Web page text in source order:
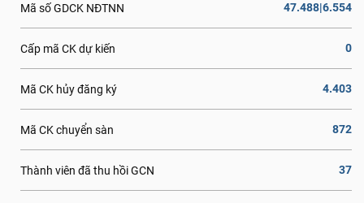
Mã số GDCK NĐTNN 47.488|6.554
Cấp mã CK dự kiến 0
Mã CK hủy đăng ký 4.403
Mã CK chuyển sàn 872
Thành viên đã thu hồi GCN 37